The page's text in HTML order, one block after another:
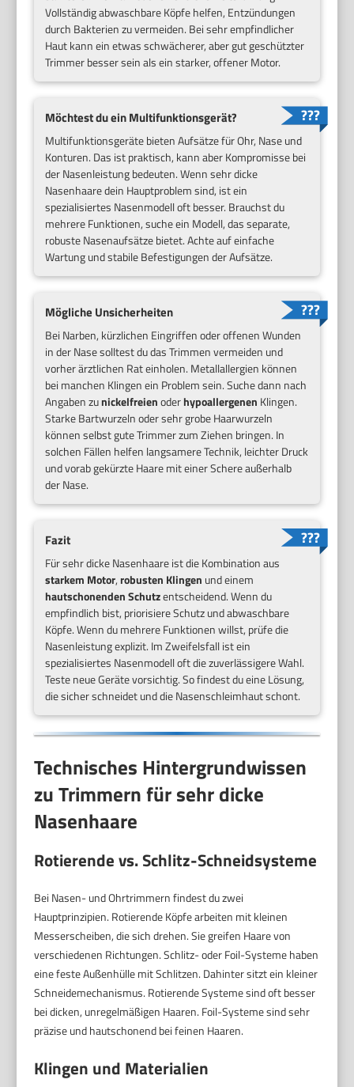
Vollständig abwaschbare Köpfe helfen, Entzündungen
durch Bakterien zu vermeiden. Bei sehr empfindlicher
Haut kann ein etwas schwächerer, aber gut geschützter
Trimmer besser sein als ein starker, offener Motor.
Möchtest du ein Multifunktionsgerät?
Multifunktionsgeräte bieten Aufsätze für Ohr, Nase und
Konturen. Das ist praktisch, kann aber Kompromisse bei
der Nasenleistung bedeuten. Wenn sehr dicke
Nasenhaare dein Hauptproblem sind, ist ein
spezialisiertes Nasenmodell oft besser. Brauchst du
mehrere Funktionen, suche ein Modell, das separate,
robuste Nasenaufsätze bietet. Achte auf einfache
Wartung und stabile Befestigungen der Aufsätze.
Mögliche Unsicherheiten
Bei Narben, kürzlichen Eingriffen oder offenen Wunden
in der Nase solltest du das Trimmen vermeiden und
vorher ärztlichen Rat einholen. Metallallergien können
bei manchen Klingen ein Problem sein. Suche dann nach
Angaben zunickelfreienoderhypoallergenen Klingen.
Starke Bartwurzeln oder sehr grobe Haarwurzeln
können selbst gute Trimmer zum Ziehen bringen. In
solchen Fällen helfen langsamere Technik, leichter Druck
und vorab gekürzte Haare mit einer Schere außerhalb
der Nase.
Fazit
Für sehr dicke Nasenhaare ist die Kombination aus
starkem Motor,robusten Klingen und einem
hautschonenden Schutzentscheidend. Wenn du
empfindlich bist, priorisiere Schutz und abwaschbare
Köpfe. Wenn du mehrere Funktionen willst, prüfe die
Nasenleistung explizit. Im Zweifelsfall ist ein
spezialisiertes Nasenmodell oft die zuverlässigere Wahl.
Teste neue Geräte vorsichtig. So findest du eine Lösung,
die sicher schneidet und die Nasenschleimhaut schont.
Technisches Hintergrundwissen
zu Trimmern für sehr dicke
Nasenhaare
Rotierende vs. Schlitz-Schneidsysteme
Bei Nasen- und Ohrtrimmern findest du zwei
Hauptprinzipien. Rotierende Köpfe arbeiten mit kleinen
Messerscheiben, die sich drehen. Sie greifen Haare von
verschiedenen Richtungen. Schlitz- oder Foil-Systeme haben
eine feste Außenhülle mit Schlitzen. Dahinter sitzt ein kleiner
Schneidemechanismus. Rotierende Systeme sind oft besser
bei dicken, unregelmäßigen Haaren. Foil-Systeme sind sehr
präzise und hautschonend bei feinen Haaren.
Klingen und Materialien